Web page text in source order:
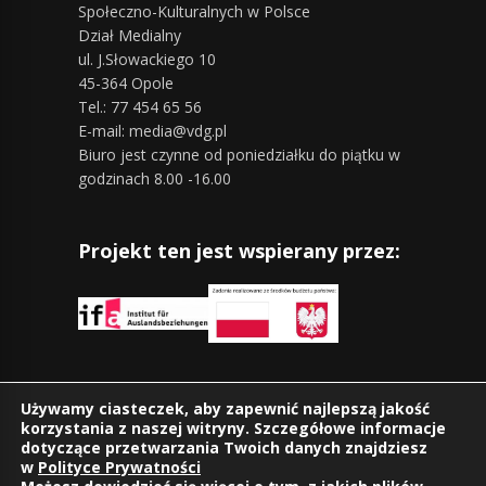
Społeczno-Kulturalnych w Polsce
Dział Medialny
ul. J.Słowackiego 10
45-364 Opole
Tel.: 77 454 65 56
E-mail: media@vdg.pl
Biuro jest czynne od poniedziałku do piątku w
godzinach 8.00 -16.00
Projekt ten jest wspierany przez:
Znajdziesz nas również na:
Używamy ciasteczek, aby zapewnić najlepszą jakość
korzystania z naszej witryny. Szczegółowe informacje
dotyczące przetwarzania Twoich danych znajdziesz
w Polityce Prywatności